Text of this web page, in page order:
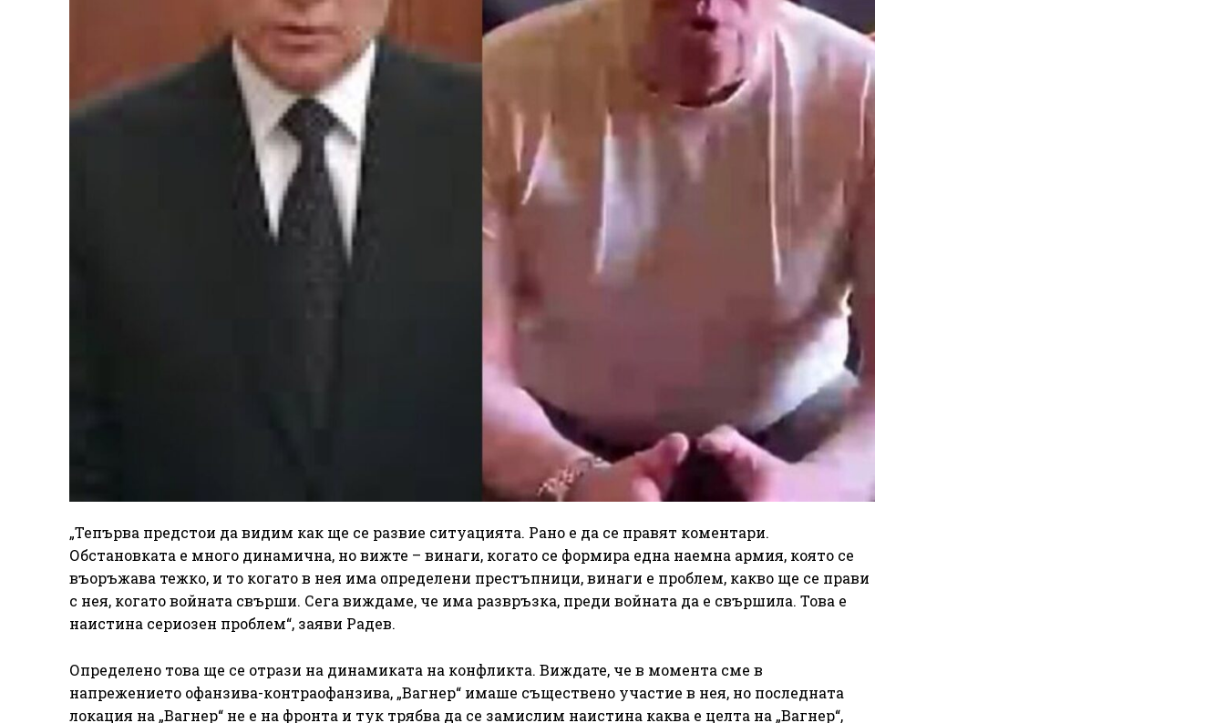
„Тепърва предстои да видим как ще се развие ситуацията. Рано е да се правят коментари.
Обстановката е много динамична, но вижте – винаги, когато се формира една наемна армия, която се
въоръжава тежко, и то когато в нея има определени престъпници, винаги е проблем, какво ще се прави
с нея, когато войната свърши. Сега виждаме, че има развръзка, преди войната да е свършила. Това е
наистина сериозен проблем“, заяви Радев.
Определено това ще се отрази на динамиката на конфликта. Виждате, че в момента сме в
напрежението офанзива-контраофанзива, „Вагнер“ имаше съществено участие в нея, но последната
локация на „Вагнер“ не е на фронта и тук трябва да се замислим наистина каква е целта на „Вагнер“,